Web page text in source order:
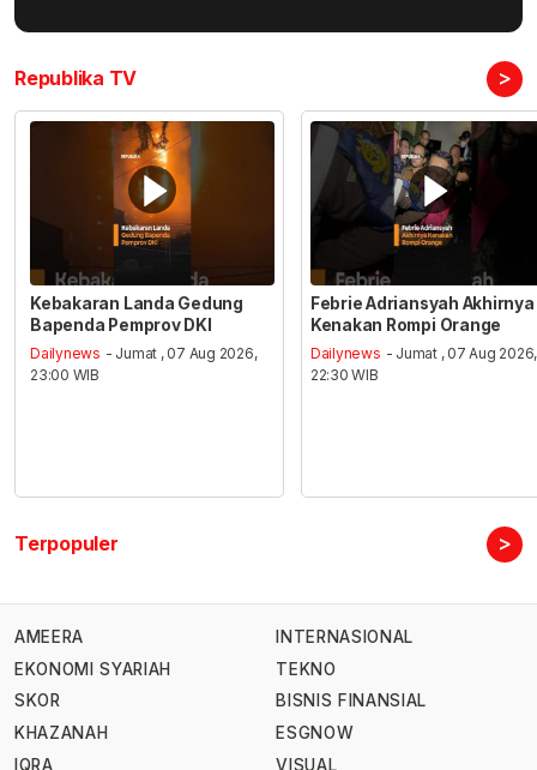
Republika TV >
Kebakaran Landa Gedung
Bapenda Pemprov DKI
Dailynews - Jumat , 07 Aug 2026,
23:00 WIB
Febrie Adriansyah Akhirnya
Kenakan Rompi Orange
Dailynews - Jumat , 07 Aug 2026,
22:30 WIB
Terpopuler >
AMEERA
EKONOMI SYARIAH
SKOR
KHAZANAH
IQRA
INTERNASIONAL
TEKNO
BISNIS FINANSIAL
ESGNOW
VISUAL